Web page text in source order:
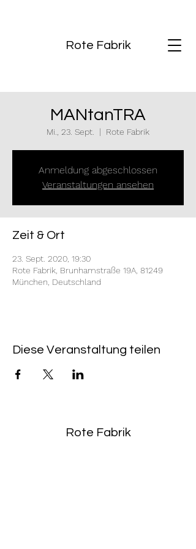
Rote Fabrik
MANtanTRA
Mi., 23. Sept.
  |
Rote Fabrik
Anmeldung abgeschlossen
Veranstaltungen ansehen
Zeit & Ort
23. Sept. 2020, 19:30
Rote Fabrik, Brunhamstraße 19A, 81249
München, Deutschland
Diese Veranstaltung teilen
Rote Fabrik